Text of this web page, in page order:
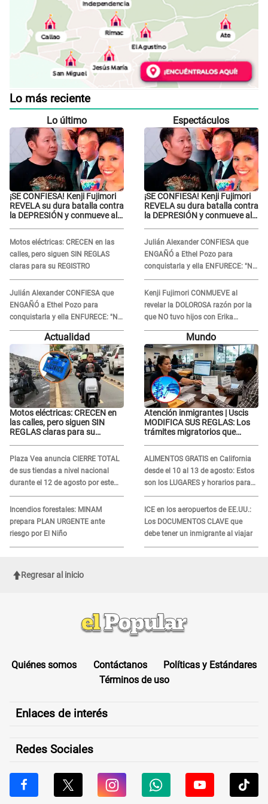
Lo más reciente
Lo último
¡SE CONFIESA! Kenji Fujimori
REVELA su dura batalla contra
la DEPRESIÓN y conmueve al
Motos eléctricas: CRECEN en las
calles, pero siguen SIN REGLAS
claras para su REGISTRO
Julián Alexander CONFIESA que
ENGAÑÓ a Ethel Pozo para
conquistarla y ella ENFURECE: "No
te lo voy a perdonar nunca"
Espectáculos
¡SE CONFIESA! Kenji Fujimori
REVELA su dura batalla contra
la DEPRESIÓN y conmueve al
Julián Alexander CONFIESA que
ENGAÑÓ a Ethel Pozo para
conquistarla y ella ENFURECE: "No
te lo voy a perdonar nunca"
Kenji Fujimori CONMUEVE al
revelar la DOLOROSA razón por la
que NO tuvo hijos con Erika
Muñoz: "Por el proceso judicial..."
Actualidad
Motos eléctricas: CRECEN en
las calles, pero siguen SIN
REGLAS claras para su
Plaza Vea anuncia CIERRE TOTAL
de sus tiendas a nivel nacional
durante el 12 de agosto por este
MOTIVO
Incendios forestales: MINAM
prepara PLAN URGENTE ante
riesgo por El Niño
Mundo
Atención inmigrantes | Uscis
MODIFICA SUS REGLAS: Los
trámites migratorios que
ALIMENTOS GRATIS en California
desde el 10 al 13 de agosto: Estos
son los LUGARES y horarios para
recibir la ayuda
ICE en los aeropuertos de EE.UU.:
Los DOCUMENTOS CLAVE que
debe tener un inmigrante al viajar
Regresar al inicio
Quiénes somos Contáctanos
Políticas y Estándares
Términos de uso
Enlaces de interés
Redes Sociales